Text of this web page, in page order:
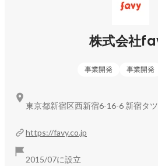
オープン予定の物件も複数あり、年
最新情報はこちらをご覧ください：
株式会社
事業開発 事業開発
https://favy.co.jp
2015/07に設立
東京都新宿区西新宿6-16-6 新宿タ